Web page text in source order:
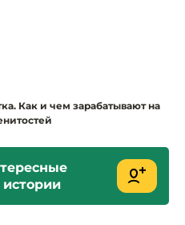
Как и чем зарабатывают на
истории